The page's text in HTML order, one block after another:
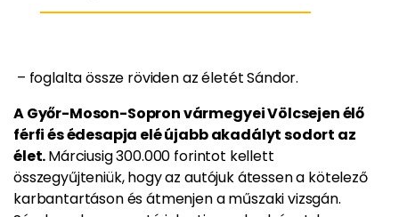
– foglalta össze röviden az életét Sándor.
A Győr-Moson-Sopron vármegyei Völcsejen élő
férfi és édesapja elé újabb akadályt sodort az
élet.Márciusig 300.000 forintot kellett
összegyűjteniük, hogy az autójuk átessen a kötelező
karbantartáson és átmenjen a műszaki vizsgán.